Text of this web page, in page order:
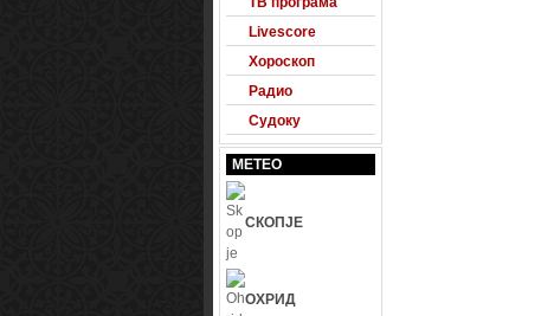
Livescore
Хороскоп
Радио
Судоку
МЕТЕО
СКОПЈЕ
ОХРИД